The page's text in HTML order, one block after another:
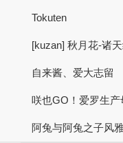
Tokuten
[kuzan] 秋月花-诸
自来酱、爱大志留
咲也GO！爱罗生产
阿兔与阿兔之子风